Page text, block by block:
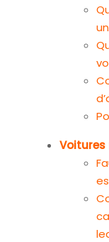
Voitures